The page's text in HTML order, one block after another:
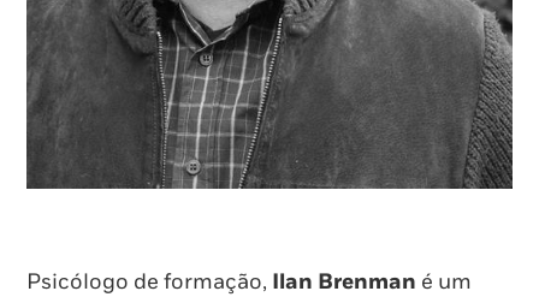
Psicólogo de formação, Ilan Brenman é um